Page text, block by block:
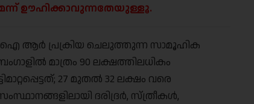
ഊഹിക്കാവുന്നതേയുള്ളൂ.
ഐ ആർ പ്രക്രിയ ചെലുത്തുന്ന സാമൂഹിക
മാത്രം 90 ലക്ഷത്തിലധികം
27 മുതൽ 32 ലക്ഷം വരെ
ദരിദ്രർ, സ്ത്രീകൾ,